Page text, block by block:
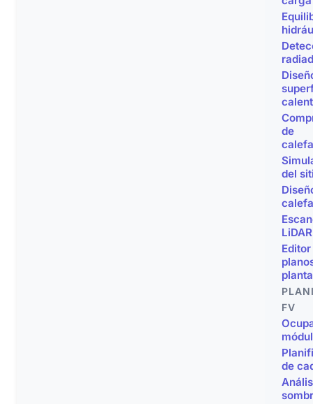
de
del
LiDAR
planta
FV
de